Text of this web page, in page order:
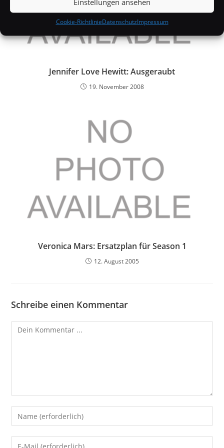
Cookie-RichtlinieDatenschutzImpressum
Jennifer Love Hewitt: Ausgeraubt
19. November 2008
Veronica Mars: Ersatzplan für Season 1
12. August 2005
Schreibe einen Kommentar
Kommentieren
Gib
deinen
Namen
Gib